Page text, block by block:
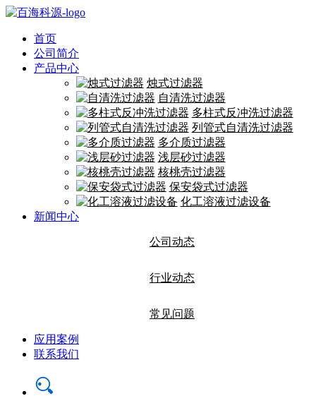
首页
公司简介
产品中心
烛式过滤器
自清洗过滤器
多柱式反冲洗过滤器
列管式自清洗过滤器
多介质过滤器
浅层砂过滤器
核桃壳过滤器
保安袋式过滤器
化工溶液过滤设备
新闻中心
公司动态
行业动态
常见问题
应用案例
联系我们